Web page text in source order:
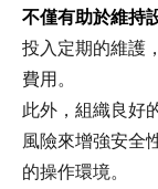
不僅有助於維持
投入定期的維護
費用。
此外，組織良好
風險來增強安全
的操作環境。